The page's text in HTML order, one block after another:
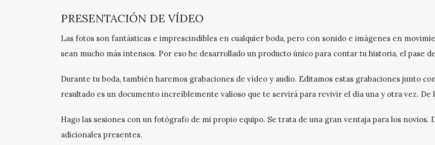
PRESENTACIÓN DE VÍDEO
Las fotos son fantásticas e imprescindibles en cualquier boda, pero con sonido e imágenes en
sean mucho más intensos. Por eso he desarrollado un producto único para contar tu historia, el pase
Durante tu boda, también haremos grabaciones de vídeo y audio. Editamos estas grabaciones junto
resultado es un documento increíblemente valioso que te servirá para revivir el día una y otra vez. De
Hago las sesiones con un fotógrafo de mi propio equipo. Se trata de una gran ventaja para los
adicionales presentes.